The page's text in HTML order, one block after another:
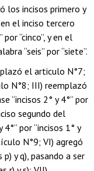
los incisos primero y
el inciso tercero
“cinco”, y en el
“seis” por “siete”.
el articulo N°7;
N°8; III) reemplazó
“incisos 2° y 4°” por
segundo del
por “incisos 1° y
N°9; VI) agregó
y q), pasando a ser